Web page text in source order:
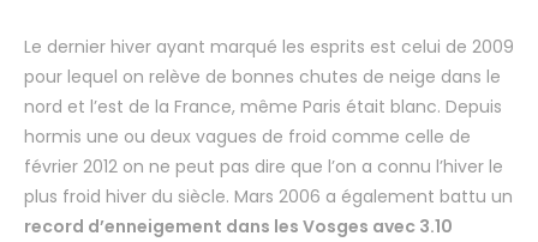
Le dernier hiver ayant marqué les esprits est celui de 2009
pour lequel on relève de bonnes chutes de neige dans le
nord et l’est de la France, même Paris était blanc. Depuis
hormis une ou deux vagues de froid comme celle de
février 2012 on ne peut pas dire que l’on a connu l’hiver le
plus froid hiver du siècle. Mars 2006 a également battu un
record d’enneigement dans les Vosges avec 3.10